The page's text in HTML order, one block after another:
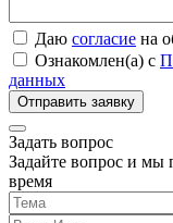
Даю согласие на
Ознакомлен(а) с
данных
Задать вопрос
Задайте вопрос и мы
время